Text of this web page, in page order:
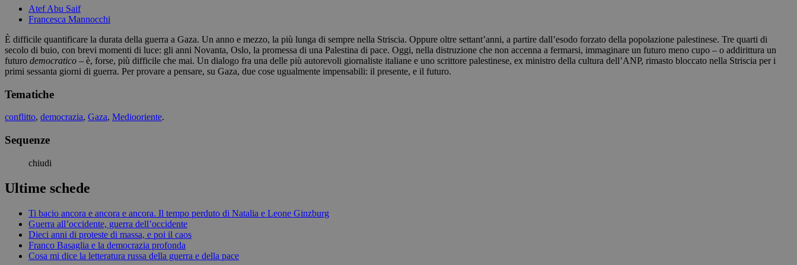
Atef Abu Saif
Francesca Mannocchi
È difficile quantificare la durata della guerra a Gaza. Un anno e mezzo, la più lunga di sempre nella Striscia. Oppure oltre settant’anni, a partire dall’esodo forzato della popolazione palestinese. Tre quarti di
secolo di buio, con brevi momenti di luce: gli anni Novanta, Oslo, la promessa di una Palestina di pace. Oggi, nella distruzione che non accenna a fermarsi, immaginare un futuro meno cupo – o addirittura un
futuro democratico – è, forse, più difficile che mai. Un dialogo fra una delle più autorevoli giornaliste italiane e uno scrittore palestinese, ex ministro della cultura dell’ANP, rimasto bloccato nella Striscia per i
primi sessanta giorni di guerra. Per provare a pensare, su Gaza, due cose ugualmente impensabili: il presente, e il futuro.
Tematiche
conflitto, democrazia, Gaza, Mediooriente.
Sequenze
chiudi
Ultime schede
Ti bacio ancora e ancora e ancora. Il tempo perduto di Natalia e Leone Ginzburg
Guerra all’occidente, guerra dell’occidente
Dieci anni di proteste di massa, e poi il caos
Franco Basaglia e la democrazia profonda
Cosa mi dice la letteratura russa della guerra e della pace